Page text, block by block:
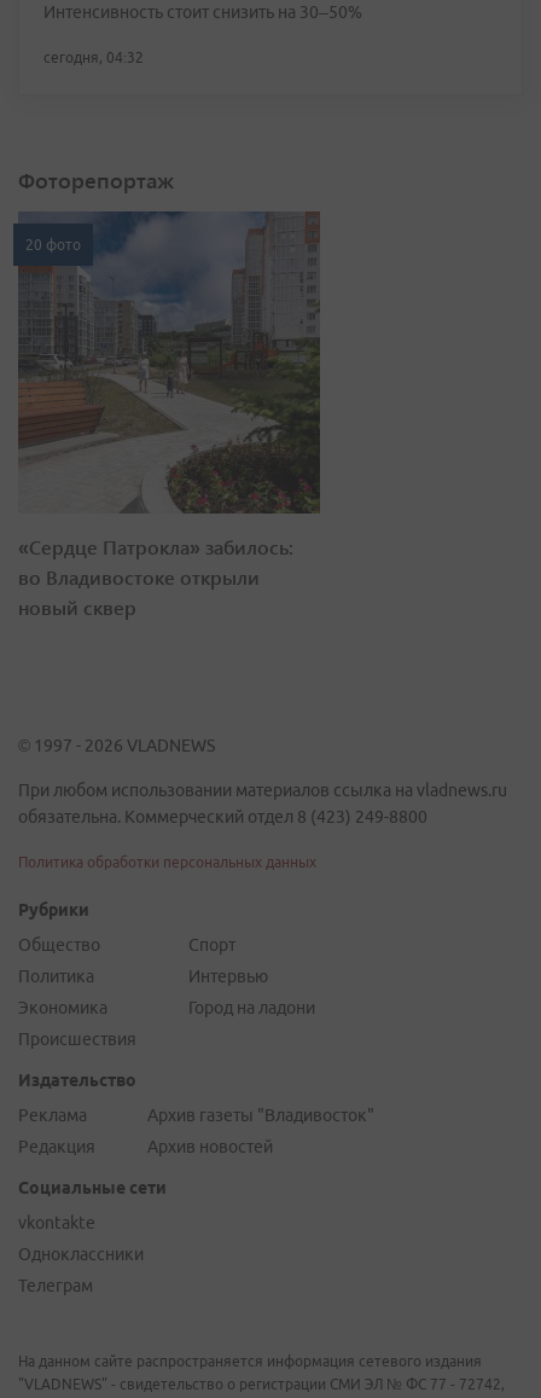
Интенсивность стоит снизить на 30–50%
сегодня, 04:32
Фоторепортаж
20 фото
«Сердце Патрокла» забилось:
во Владивостоке открыли
новый сквер
© 1997 - 2026 VLADNEWS
При любом использовании материалов ссылка на vladnews.ru
обязательна. Коммерческий отдел 8 (423) 249-8800
Политика обработки персональных данных
Рубрики
Общество
Политика
Экономика
Происшествия
Спорт
Интервью
Город на ладони
Издательство
Реклама
Редакция
Архив газеты "Владивосток"
Архив новостей
Социальные сети
vkontakte
Одноклассники
Телеграм
На данном сайте распространяется информация сетевого издания
"VLADNEWS" - свидетельство о регистрации СМИ ЭЛ № ФС 77 - 72742,